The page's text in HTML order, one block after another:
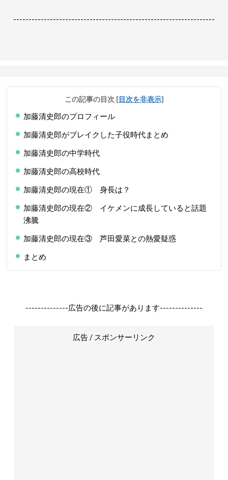
------------------------------------------------------------------
この記事の目次 [目次を非表示]
加藤清史郎のプロフィール
加藤清史郎がブレイクした子役時代まとめ
加藤清史郎の中学時代
加藤清史郎の高校時代
加藤清史郎の現在① 身長は？
加藤清史郎の現在② イケメンに成長していると話題
沸騰
加藤清史郎の現在③ 芦田愛菜との熱愛疑惑
まとめ
--------------広告の後に記事があります--------------
広告 / スポンサーリンク